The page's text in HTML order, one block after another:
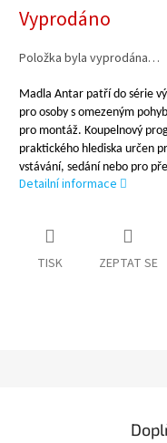
Vyprodáno
Položka byla vyprodána…
Madla Antar patří do série
pro osoby s omezeným
pro montáž. Koupelnový
praktického hlediska určen
vstávání, sedání nebo pro
Detailní informace
TISK ZEPTAT SE